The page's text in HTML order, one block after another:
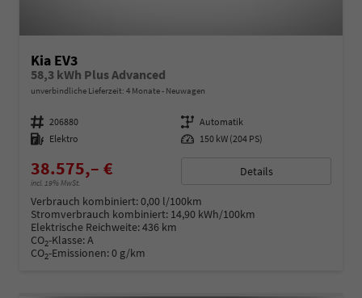
Kia EV3
58,3 kWh Plus Advanced
unverbindliche Lieferzeit: 4 Monate Neuwagen
Fahrzeugnummer 206880 Getriebe Automatik
Kraftstoff Elektro Leistung 150 kW (204 PS)
38.575,– €
incl. 19% MwSt.
Details
Verbrauch kombiniert:0,00 l/100km
Stromverbrauch kombiniert: 14,90 kWh/100km
Elektrische Reichweite:436 km
CO2-Klasse:A
CO2-Emissionen:0 g/km